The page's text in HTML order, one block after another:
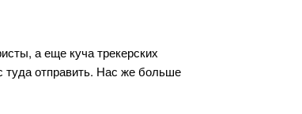
а еще куча трекерских
туда отправить. Нас же больше